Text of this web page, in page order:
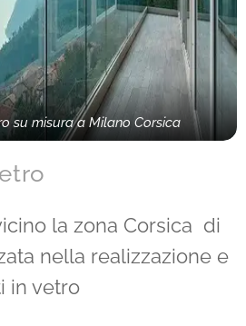
su misura a Milano Corsica
la zona Corsica di
nella realizzazione e
in vetro